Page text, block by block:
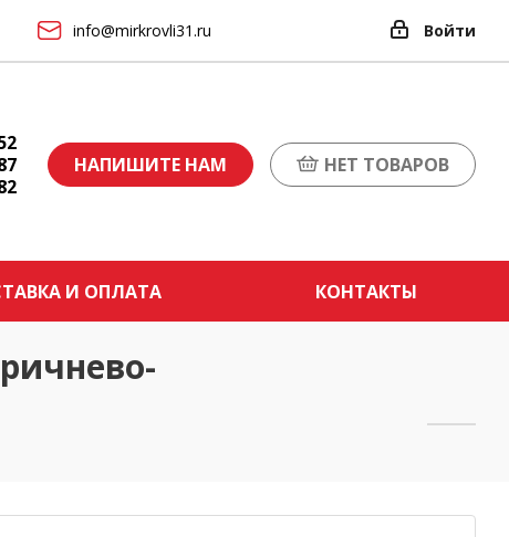
info@mirkrovli31.ru Войти
НАПИШИТЕ НАМ НЕТ ТОВАРОВ
И ОПЛАТА КОНТАКТЫ